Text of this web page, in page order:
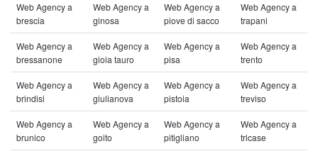
Web Agency a
brescia
Web Agency a
ginosa
Web Agency a
piove di sacco
Web Agency a
trapani
Web Agency a
bressanone
Web Agency a
gioia tauro
Web Agency a
pisa
Web Agency a
trento
Web Agency a
brindisi
Web Agency a
giulianova
Web Agency a
pistoia
Web Agency a
treviso
Web Agency a
brunico
Web Agency a
goito
Web Agency a
pitigliano
Web Agency a
tricase